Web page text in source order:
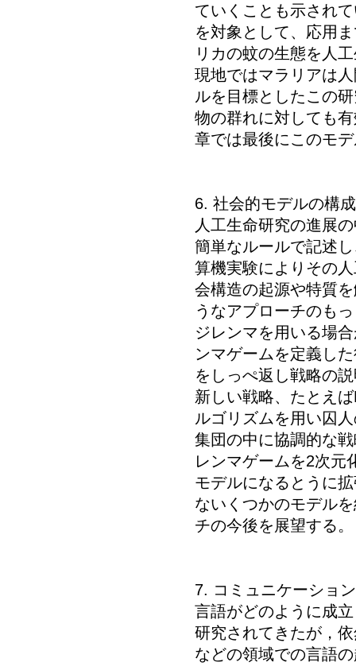
ていくことも示され
を対象として、応用
リカの蚊の生態を人
現地ではマラリアは
ルを目標としたこの
物の群れに対しても
章では最後にこのモ
6. 社会的モデルの構成
人工生命研究の進展
簡単なルールで記述
算機実験によりその
会構造の起源や特質
うなアプローチのも
ジレンマを用いる場
ンマゲームを定義し
をしっぺ返し戦略の
新しい戦略、たとえ
ルゴリズムを用い囚
集団の中に協調的な
レンマゲームを2次元
モデルになるとうに
ないくつかのモデル
チの今後を展望する。
7. コミュニケーショ
言語がどのように成
研究されてきたが，
などの領域での言語